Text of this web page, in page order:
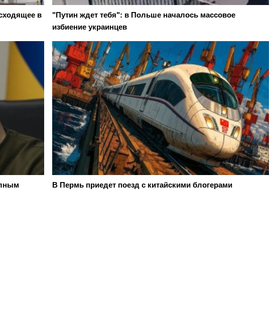
в
"Путин ждет тебя": в Польше началось массовое
избиение украинцев
В Пермь приедет поезд с китайскими блогерами